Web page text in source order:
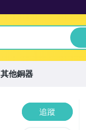
追蹤
其他銅器